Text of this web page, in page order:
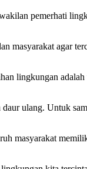
pemerhati
masyarakat agar
lingkungan adalah
ulang. Untuk
masyarakat